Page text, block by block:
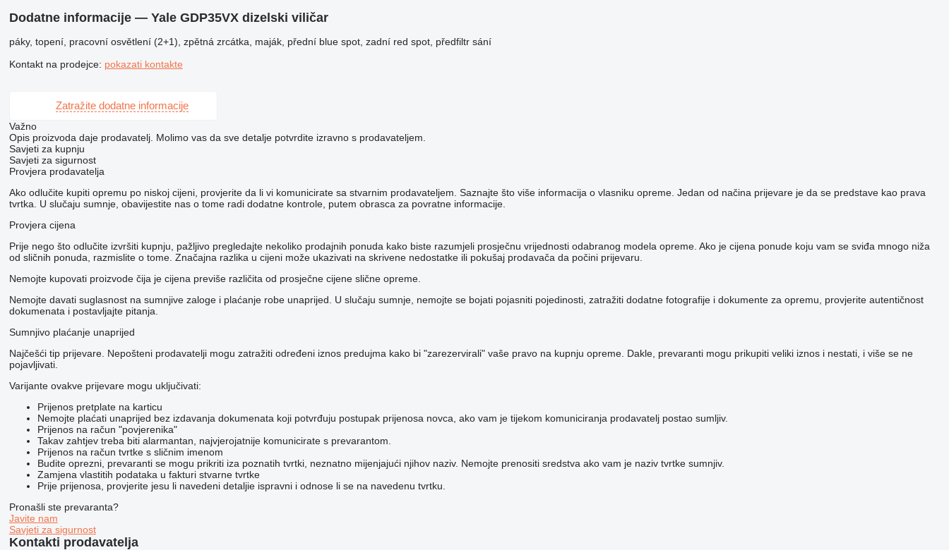
Dodatne informacije — Yale GDP35VX dizelski viličar
páky, topení, pracovní osvětlení (2+1), zpětná zrcátka, maják, přední blue spot, zadní red spot, předfiltr sání
Kontakt na prodejce: pokazati kontakte
Zatražite dodatne informacije
Važno
Opis proizvoda daje prodavatelj. Molimo vas da sve detalje potvrdite izravno s prodavateljem.
Savjeti za kupnju
Savjeti za sigurnost
Provjera prodavatelja
Ako odlučite kupiti opremu po niskoj cijeni, provjerite da li vi komunicirate sa stvarnim prodavateljem. Saznajte što više informacija o vlasniku opreme. Jedan od načina prijevare je da se predstave kao prava
tvrtka. U slučaju sumnje, obavijestite nas o tome radi dodatne kontrole, putem obrasca za povratne informacije.
Provjera cijena
Prije nego što odlučite izvršiti kupnju, pažljivo pregledajte nekoliko prodajnih ponuda kako biste razumjeli prosječnu vrijednosti odabranog modela opreme. Ako je cijena ponude koju vam se sviđa mnogo niža
od sličnih ponuda, razmislite o tome. Značajna razlika u cijeni može ukazivati ​​na skrivene nedostatke ili pokušaj prodavača da počini prijevaru.
Nemojte kupovati proizvode čija je cijena previše različita od prosječne cijene slične opreme.
Nemojte davati suglasnost na sumnjive zaloge i plaćanje robe unaprijed. U slučaju sumnje, nemojte se bojati pojasniti pojedinosti, zatražiti dodatne fotografije i dokumente za opremu, provjerite autentičnost
dokumenata i postavljajte pitanja.
Sumnjivo plaćanje unaprijed
Najčešći tip prijevare. Nepošteni prodavatelji mogu zatražiti određeni iznos predujma kako bi "zarezervirali" vaše pravo na kupnju opreme. Dakle, prevaranti mogu prikupiti veliki iznos i nestati, i više se ne
pojavljivati.
Varijante ovakve prijevare mogu uključivati:
Prijenos pretplate na karticu
Nemojte plaćati unaprijed bez izdavanja dokumenata koji potvrđuju postupak prijenosa novca, ako vam je tijekom komuniciranja prodavatelj postao sumljiv.
Prijenos na račun "povjerenika"
Takav zahtjev treba biti alarmantan, najvjerojatnije komunicirate s prevarantom.
Prijenos na račun tvrtke s sličnim imenom
Budite oprezni, prevaranti se mogu prikriti iza poznatih tvrtki, neznatno mijenjajući njihov naziv. Nemojte prenositi sredstva ako vam je naziv tvrtke sumnjiv.
Zamjena vlastitih podataka u fakturi stvarne tvrtke
Prije prijenosa, provjerite jesu li navedeni detaljie ispravni i odnose li se na navedenu tvrtku.
Pronašli ste prevaranta?
Javite nam
Savjeti za sigurnost
Kontakti prodavatelja